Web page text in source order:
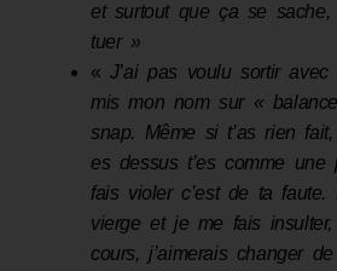
et surtout que ça se
tuer »
«J’ai pas voulu sortir
mis mon nom sur «
snap. Même si t’as rien
es dessus t’es comme une
fais violer c’est de ta
vierge et je me fais
cours, j’aimerais changer